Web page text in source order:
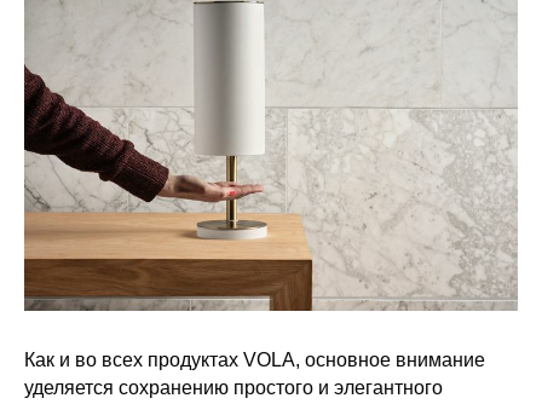
Как и во всех продуктах VOLA, основное внимание
уделяется сохранению простого и элегантного